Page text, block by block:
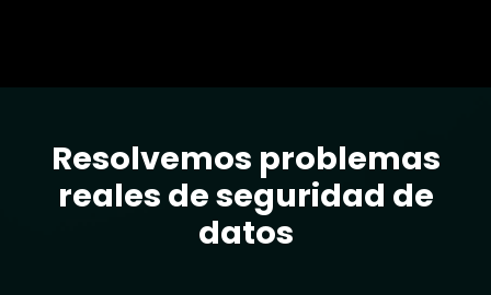
Text
Resolvemos problemas
reales de seguridad de
datos